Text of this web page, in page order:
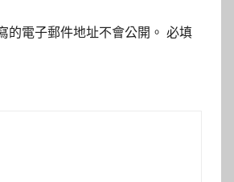
的電子郵件地址不會公開。 必填